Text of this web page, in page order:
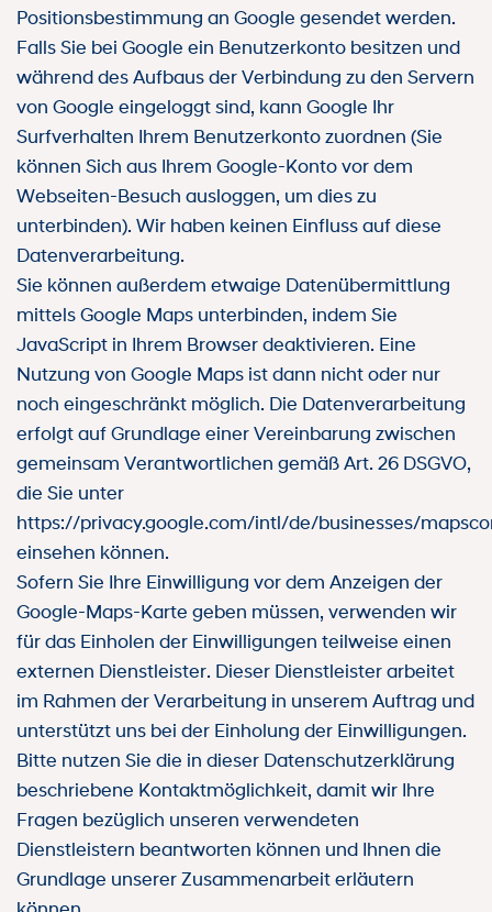
Positionsbestimmung an Google gesendet werden.
Falls Sie bei Google ein Benutzerkonto besitzen und
während des Aufbaus der Verbindung zu den Servern
von Google eingeloggt sind, kann Google Ihr
Surfverhalten Ihrem Benutzerkonto zuordnen (Sie
können Sich aus Ihrem Google-Konto vor dem
Webseiten-Besuch ausloggen, um dies zu
unterbinden). Wir haben keinen Einfluss auf diese
Datenverarbeitung.
Sie können außerdem etwaige Datenübermittlung
mittels Google Maps unterbinden, indem Sie
JavaScript in Ihrem Browser deaktivieren. Eine
Nutzung von Google Maps ist dann nicht oder nur
noch eingeschränkt möglich. Die Datenverarbeitung
erfolgt auf Grundlage einer Vereinbarung zwischen
gemeinsam Verantwortlichen gemäß Art. 26 DSGVO,
die Sie unter
https://privacy.google.com/intl/de/businesses/
einsehen können.
Sofern Sie Ihre Einwilligung vor dem Anzeigen der
Google-Maps-Karte geben müssen, verwenden wir
für das Einholen der Einwilligungen teilweise einen
externen Dienstleister. Dieser Dienstleister arbeitet
im Rahmen der Verarbeitung in unserem Auftrag und
unterstützt uns bei der Einholung der Einwilligungen.
Bitte nutzen Sie die in dieser Datenschutzerklärung
beschriebene Kontaktmöglichkeit, damit wir Ihre
Fragen bezüglich unseren verwendeten
Dienstleistern beantworten können und Ihnen die
Grundlage unserer Zusammenarbeit erläutern